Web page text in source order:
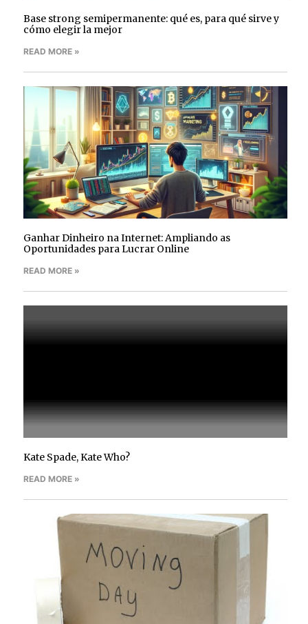
Base strong semipermanente: qué es, para qué sirve y
cómo elegir la mejor
READ MORE »
Ganhar Dinheiro na Internet: Ampliando as
Oportunidades para Lucrar Online
READ MORE »
Kate Spade, Kate Who?
READ MORE »